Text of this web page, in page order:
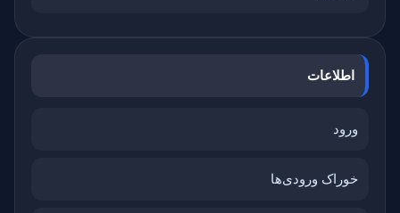
اطلاعات
ورود
خوراک ورودی‌ها